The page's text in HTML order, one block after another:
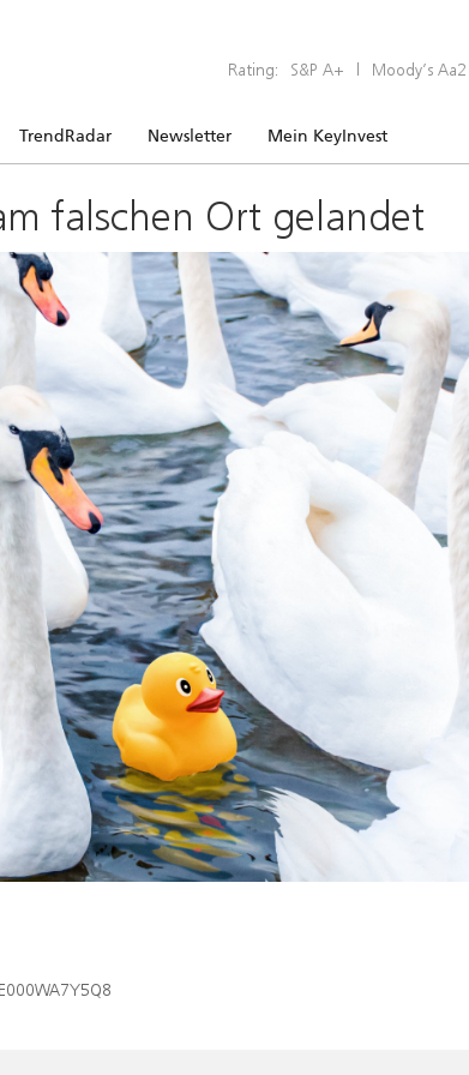
Rating: S&P A+ | Moody’s Aa2
TrendRadar Newsletter Mein KeyInvest
falschen Ort gelandet